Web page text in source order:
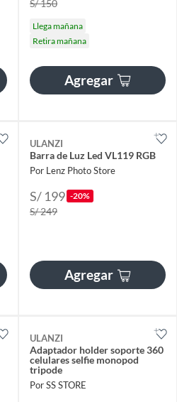
S/ 150
Llega mañana
Retira mañana
Agregar
ULANZI
Barra de Luz Led VL119 RGB
Por Lenz Photo Store
S/ 199 -20%
S/ 249
Agregar
ULANZI
Adaptador holder soporte 360
celulares selfie monopod
tripode
Por SS STORE